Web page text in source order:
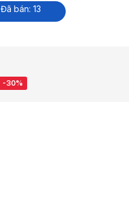
Đã bán: 13
-30%